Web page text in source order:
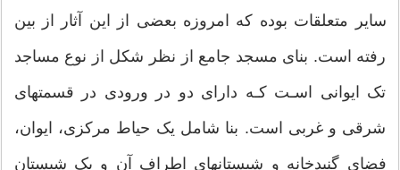
رفته‎ است‎. بنای‎ مسجد جامع‎ از نظر شکل‎ از نوع مساجد
تک ایوانی اسـت‎ کـه‎ دارای‎ دو در ورودی‎‎ در قسمت‎‎های
شرقی‎‎ و غربی است. بنا شامل‎ یک‎ حیاط مرکزی،‎ ایوان‎،